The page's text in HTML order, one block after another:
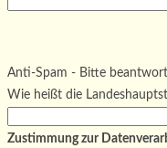
Bitte lasse dieses Feld leer.
Anti-Spam - Bitte
Wie heißt die
Zustimmung zur